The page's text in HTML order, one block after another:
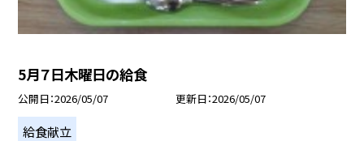
5月７日木曜日の給食
公開日 2026/05/07 更新日 2026/05/07
給食献立